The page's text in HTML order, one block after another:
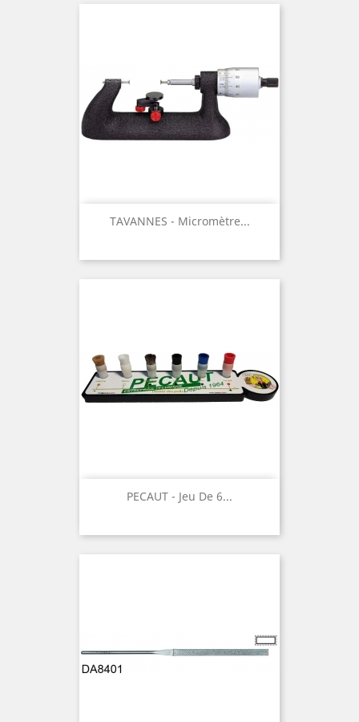
TAVANNES - Micromètre...
PECAUT - Jeu De 6...